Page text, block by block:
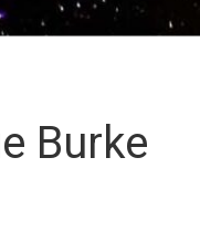
Burke